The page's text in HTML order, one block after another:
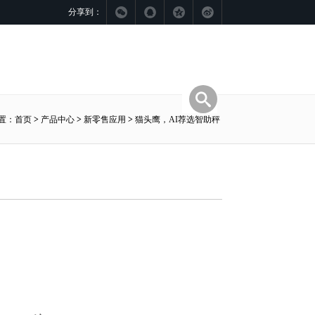
分享到：
： 首页 > 产品中心 > 新零售应用 > 猫头鹰，AI荐选智助秤